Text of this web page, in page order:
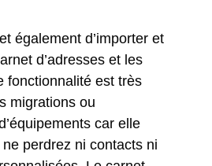
également d’importer et
d’adresses et les
fonctionnalité est très
migrations ou
car elle
perdrez ni contacts ni